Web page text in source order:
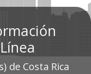
de Costa Rica